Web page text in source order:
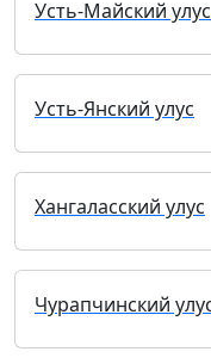
Усть-Майский улус
Усть-Янский улус
Хангаласский улус
Чурапчинский